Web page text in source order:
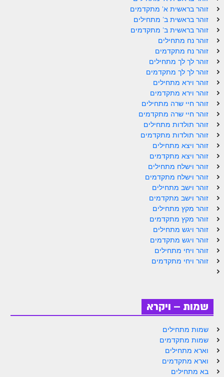
זוהר פנחס למתחילים
זוהר פנחס למתקדמים
זוהר ואתחנן למתחילים
זוהר ואתחנן למתקדמים
זוהר עקב מתחילים
זוהר הקדוש עקב למתקדמים
זהר שופטים מתחילים
זהר שופטים מתקדמים
זוהר כי תצא מתחילים
זוהר וילך השקפה
זוהר וילך מתקדמים
שידור חי
אודות האתר
אודות בית מדרש הסולם
ספר הזוהר
זוהר בראשית א' מתקדמים
זוהר בראשית ב' מתחילים
זוהר בראשית ב' מתקדמים
זוהר נח מתחילים
זוהר נח מתקדמים
זוהר לך לך מתחילים
זוהר לך לך מתקדמים
זוהר וירא מתחילים
זוהר וירא מתקדמים
זוהר חיי שרה מתחילים
זוהר חיי שרה מתקדמים
זוהר תולדות מתחילים
זוהר תולדות מתקדמים
זוהר ויצא מתחילים
זוהר ויצא מתקדמים
זוהר וישלח מתחילים
זוהר וישלח מתקדמים
זוהר וישב מתחילים
זוהר וישב מתקדמים
זוהר מקץ מתחילים
זוהר מקץ מתקדמים
זוהר ויגש מתחילים
זוהר ויגש מתקדמים
זוהר ויחי מתחילים
זוהר ויחי מתקדמים
שמות – ויקרא
שמות מתחילים
שמות מתקדמים
וארא מתחילים
וארא מתקדמים
בא מתחילים